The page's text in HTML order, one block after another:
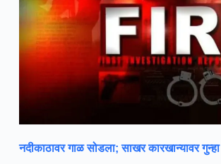
नदीकाठावर गाळ सोडला; साखर कारखान्यावर गुन्हा